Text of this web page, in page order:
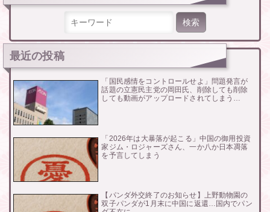
最近の投稿
「国民感情をコントロールせよ」問題発言が
話題の立憲民主党の岡田氏、削除しても削除
しても動画がアップロードされてしまう…
「2026年は大暴落が起こる」中国の御用投資
家ジム・ロジャーズさん、一か八か日本凋落
を予言してしまう
【パンダ外交終了のお知らせ】上野動物園の
双子パンダが1月末に中国に返還…国内でパン